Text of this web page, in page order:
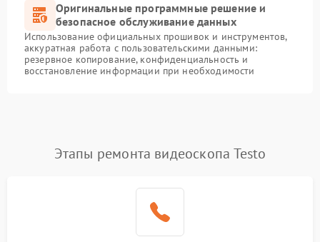
Оригинальные программные решение и
безопасное обслуживание данных
Использование официальных прошивок и инструментов,
аккуратная работа с пользовательскими данными:
резервное копирование, конфиденциальность и
восстановление информации при необходимости
Этапы ремонта видеоскопа Testo